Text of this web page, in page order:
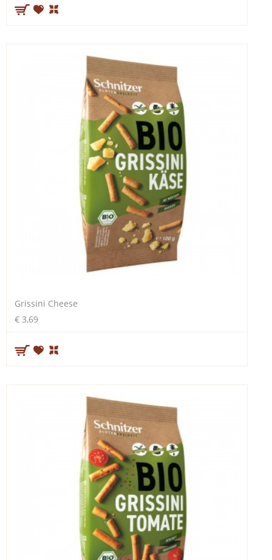
Grissini Cheese
€ 3,69